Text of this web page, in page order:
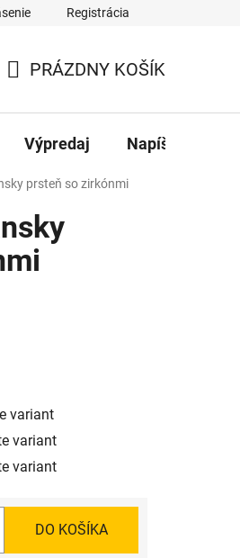
Registrácia
KOŠÍK
PRÁZDNY KOŠÍK
Výpredaj Napíšte nám
prsteň so zirkónmi
variant
variant
variant
DO KOŠÍKA